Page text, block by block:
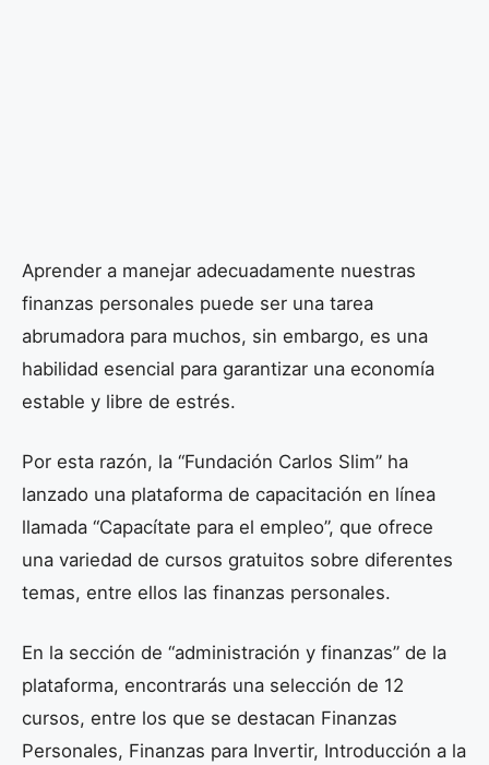
Aprender a manejar adecuadamente nuestras
finanzas personales puede ser una tarea
abrumadora para muchos, sin embargo, es una
habilidad esencial para garantizar una economía
estable y libre de estrés.
Por esta razón, la “Fundación Carlos Slim” ha
lanzado una plataforma de capacitación en línea
llamada “Capacítate para el empleo”, que ofrece
una variedad de cursos gratuitos sobre diferentes
temas, entre ellos las finanzas personales.
En la sección de “administración y finanzas” de la
plataforma, encontrarás una selección de 12
cursos, entre los que se destacan Finanzas
Personales, Finanzas para Invertir, Introducción a la